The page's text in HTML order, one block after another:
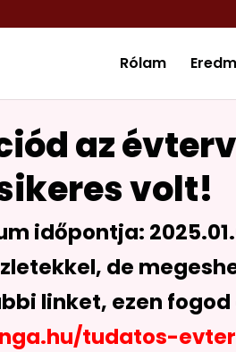
Rólam
az
volt!
időpontja:
de
linket, ezen
tudatos-